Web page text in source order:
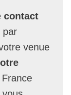
contact
par
venue